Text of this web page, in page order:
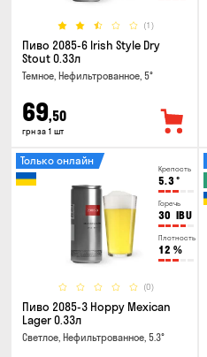
(1)
Пиво 2085-6 Irish Style Dry
Stout 0.33л
Темное, Нефильтрованное, 5°
69,50
грн за 1 шт
Крепость
5.3°
Горечь
30 IBU
Плотность
12 %
(0)
Только онлайн
Пиво 2085-3 Hoppy Mexican
Lager 0.33л
Светлое, Нефильтрованное, 5.3°